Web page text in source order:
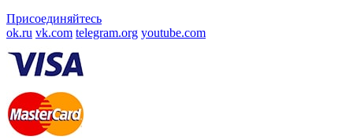
Присоединяйтесь
ok.ru vk.com telegram.org youtube.com